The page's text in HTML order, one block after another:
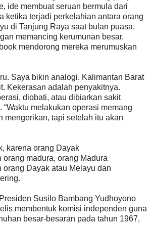
ide membuat seruan bermula dari
ketika terjadi perkelahian antara orang
di Tanjung Raya saat bulan puasa.
memancing kerumunan besar.
mendorong mereka merumuskan
Saya bikin analogi. Kalimantan Barat
Kekerasan adalah penyakitnya.
diobati, atau dibiarkan sakit
“Waktu melakukan operasi memang
mengerikan, tapi setelah itu akan
karena orang Dayak
orang madura, orang Madura
orang Dayak atau Melayu dan
Susilo Bambang Yudhoyono
membentuk komisi independen guna
besar-besaran pada tahun 1967,